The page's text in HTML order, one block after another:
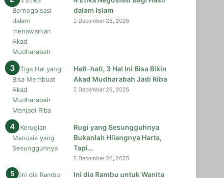
dalam Islam
December 26, 2025
Hati-hati, 3 Hal Ini Bisa Bikin
Akad Mudharabah Jadi Riba
December 26, 2025
Rugi yang Sesungguhnya
Bukanlah Hilangnya Harta,
Tapi…
December 26, 2025
Ini dia Rambu untuk Wanita